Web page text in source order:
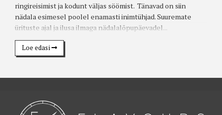
ringireisimist ja kodunt väljas söömist. Tänavad on siin
nädala esimesel poolel enamasti inimtühjad. Suuremate
ürituste ajal ja ilusa ilmaga nädalalõpupäevadel...
Loe edasi